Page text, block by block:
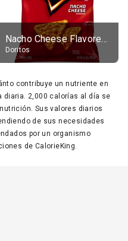
Nacho Cheese Flavored Tortilla Chips
Doritos
contribuye un nutriente en
diaria. 2,000 calorías al día se
Sus valores diarios
de sus necesidades
por un organismo
de CalorieKing.